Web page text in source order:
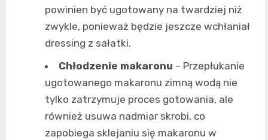
powinien być ugotowany na twardziej niż
zwykle, ponieważ będzie jeszcze wchłaniał
dressing z sałatki.
Chłodzenie makaronu – Przepłukanie
ugotowanego makaronu zimną wodą nie
tylko zatrzymuje proces gotowania, ale
również usuwa nadmiar skrobi, co
zapobiega sklejaniu się makaronu w